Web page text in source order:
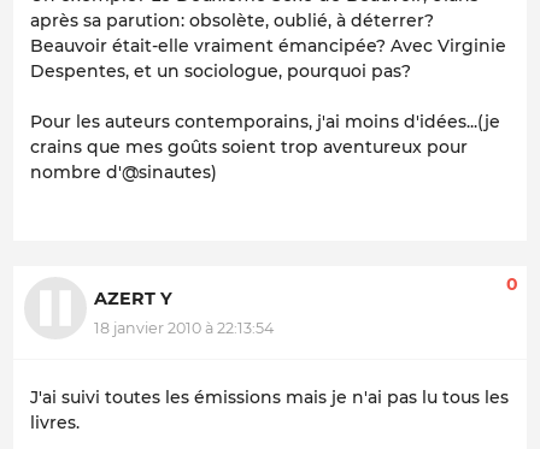
après sa parution: obsolète, oublié, à déterrer?
Beauvoir était-elle vraiment émancipée? Avec Virginie
Despentes, et un sociologue, pourquoi pas?
Pour les auteurs contemporains, j'ai moins d'idées...(je
crains que mes goûts soient trop aventureux pour
nombre d'@sinautes)
AZERT Y
18 janvier 2010 à 22:13:54
0
J'ai suivi toutes les émissions mais je n'ai pas lu tous les
livres.